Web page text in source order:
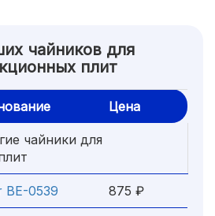
чайников для
плит
Цена
чайники для
BE-0539 875 ₽